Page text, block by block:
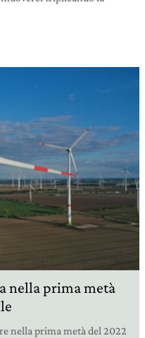
nella prima metà
nella prima metà del 2022